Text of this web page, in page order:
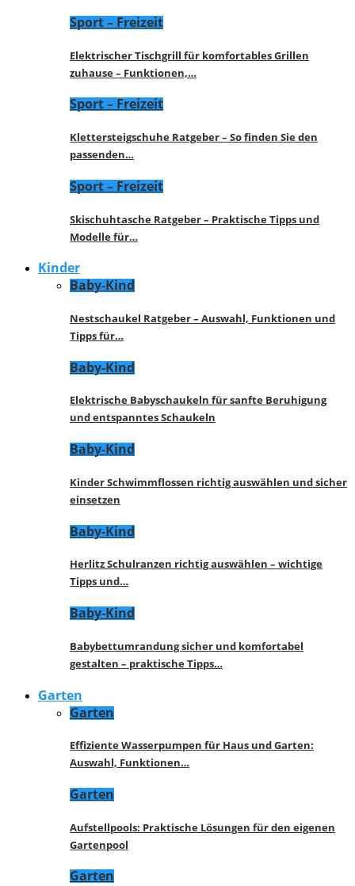
Sport – Freizeit
Elektrischer Tischgrill für komfortables Grillen
zuhause – Funktionen,…
Sport – Freizeit
Klettersteigschuhe Ratgeber – So finden Sie den
passenden…
Sport – Freizeit
Skischuhtasche Ratgeber – Praktische Tipps und
Modelle für…
Kinder
Baby-Kind
Nestschaukel Ratgeber – Auswahl, Funktionen und
Tipps für…
Baby-Kind
Elektrische Babyschaukeln für sanfte Beruhigung
und entspanntes Schaukeln
Baby-Kind
Kinder Schwimmflossen richtig auswählen und sicher
einsetzen
Baby-Kind
Herlitz Schulranzen richtig auswählen – wichtige
Tipps und…
Baby-Kind
Babybettumrandung sicher und komfortabel
gestalten – praktische Tipps…
Garten
Garten
Effiziente Wasserpumpen für Haus und Garten:
Auswahl, Funktionen…
Garten
Aufstellpools: Praktische Lösungen für den eigenen
Gartenpool
Garten